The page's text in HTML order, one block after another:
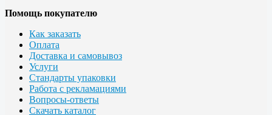
Помощь покупателю
Как заказать
Оплата
Доставка и самовывоз
Услуги
Стандарты упаковки
Работа с рекламациями
Вопросы-ответы
Скачать каталог